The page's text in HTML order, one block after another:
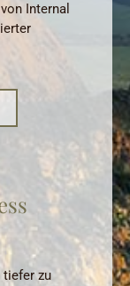
Internal
tiefer zu